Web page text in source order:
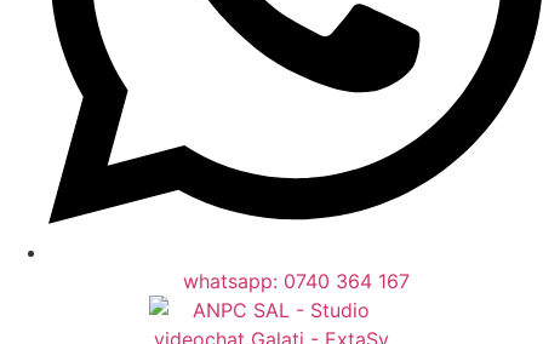
whatsapp: 0740 364 167